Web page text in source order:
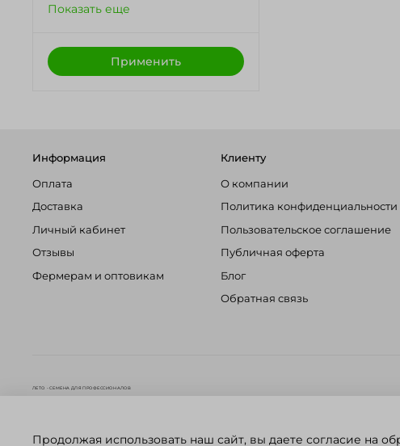
Показать еще
Применить
Информация
Оплата
Доставка
Личный кабинет
Отзывы
Фермерам и оптовикам
Клиенту
О компании
Политика конфиденциальности
Пользовательское соглашение
Публичная оферта
Блог
Обратная связь
ЛЕТО - СЕМЕНА ДЛЯ ПРОФЕССИОНАЛОВ
© ЛЕТО - Семена для профессионалов, 2023.Карта сайта.
Продолжая использовать наш сайт, вы даете согласие на